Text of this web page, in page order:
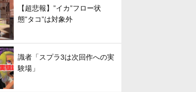
【超悲報】”イカ”フロー状
態”タコ”は対象外
識者「スプラ3は次回作への実
験場」